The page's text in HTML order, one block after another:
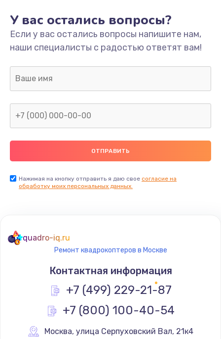
Замена/Pемонт карбюратора
1300 руб.
Заказать
Ремонт капиллярной трубки
400 руб.
Заказать
Замена термостата
1200 руб.
Заказать
Замена реле
У вас остались вопросы?
Если у вас остались вопросы напишите нам,
наши специалисты с радостью ответят вам!
Нажимая на кнопку отправить я даю свое согласие на
обработку моих персональных данных.
quadro-iq.ru
Ремонт квадрокоптеров в Москве
Контактная информация
+7 (499) 229-21-87
+7 (800) 100-40-54
Москва, улица Серпуховский Вал, 21к4